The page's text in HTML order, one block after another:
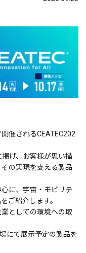
催されるCEATEC202
掲げ、お客様が思い描
の実現を支える製品
に、宇宙・モビリテ
ご紹介します。
としての環境への取
にて展示予定の製品を